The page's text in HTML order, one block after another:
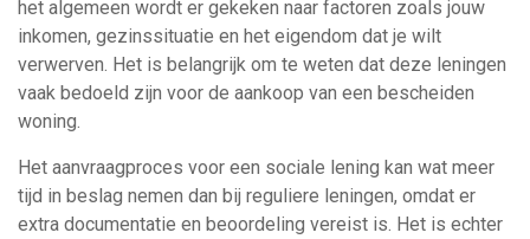
het algemeen wordt er gekeken naar factoren zoals jouw
inkomen, gezinssituatie en het eigendom dat je wilt
verwerven. Het is belangrijk om te weten dat deze leningen
vaak bedoeld zijn voor de aankoop van een bescheiden
woning.
Het aanvraagproces voor een sociale lening kan wat meer
tijd in beslag nemen dan bij reguliere leningen, omdat er
extra documentatie en beoordeling vereist is. Het is echter